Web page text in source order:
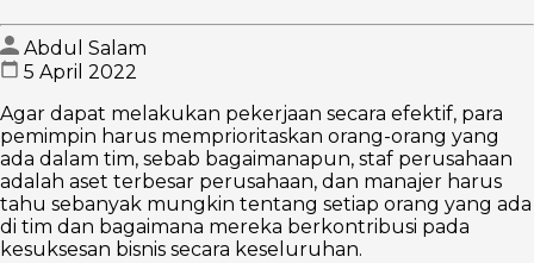
Abdul Salam
5 April 2022
Agar dapat melakukan pekerjaan secara efektif, para
pemimpin harus memprioritaskan orang-orang yang
ada dalam tim, sebab bagaimanapun, staf perusahaan
adalah aset terbesar perusahaan, dan manajer harus
tahu sebanyak mungkin tentang setiap orang yang ada
di tim dan bagaimana mereka berkontribusi pada
kesuksesan bisnis secara keseluruhan.